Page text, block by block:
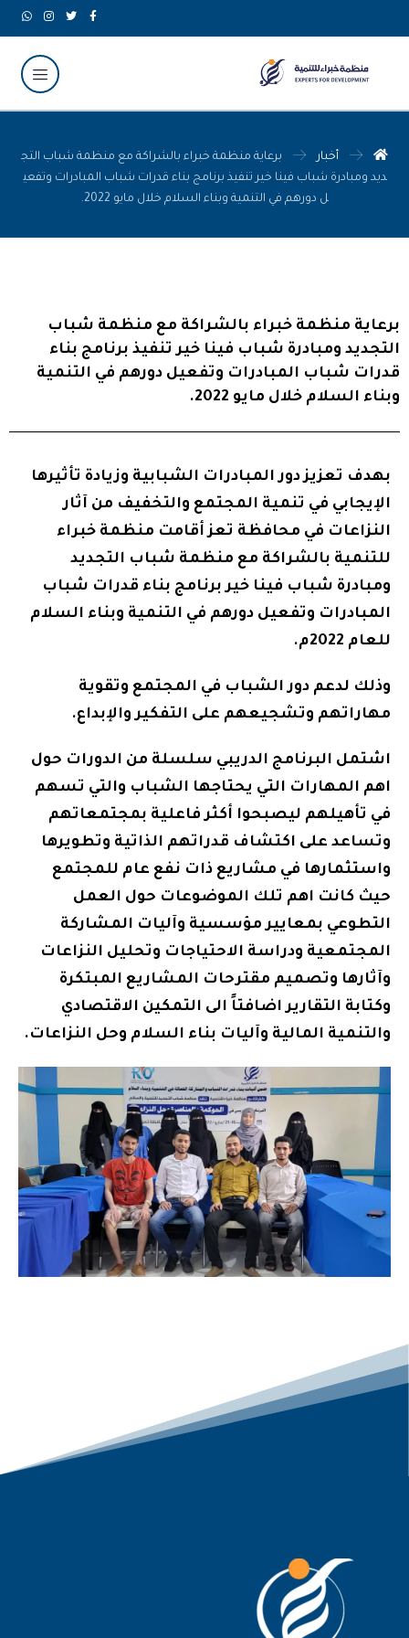
أخبار
برعاية منظمة خبراء بالشراكة مع منظمة شباب التج
ديد ومبادرة شباب فينا خير تنفيذ برنامج بناء قدرات شباب المبادرات وتفعي
ل دورهم في التنمية وبناء السلام خلال مايو 2022.
برعاية منظمة خبراء بالشراكة مع منظمة شباب
التجديد ومبادرة شباب فينا خير تنفيذ برنامج بناء
قدرات شباب المبادرات وتفعيل دورهم في التنمية
وبناء السلام خلال مايو 2022.
بهدف تعزيز دور المبادرات الشبابية وزيادة تأثيرها
الإيجابي في تنمية المجتمع والتخفيف من آثار
النزاعات في محافظة تعز أقامت منظمة خبراء
للتنمية بالشراكة مع منظمة شباب التجديد
ومبادرة شباب فينا خير برنامج بناء قدرات شباب
المبادرات وتفعيل دورهم في التنمية وبناء السلام
للعام 2022م.
وذلك لدعم دور الشباب في المجتمع وتقوية
مهاراتهم وتشجيعهم على التفكير والإبداع.
اشتمل البرنامج الدريبي سلسلة من الدورات حول
اهم المهارات التي يحتاجها الشباب والتي تسهم
في تأهيلهم ليصبحوا أكثر فاعلية بمجتمعاتهم
وتساعد على اكتشاف قدراتهم الذاتية وتطويرها
واستثمارها في مشاريع ذات نفع عام للمجتمع
حيث كانت اهم تلك الموضوعات حول العمل
التطوعي بمعايير مؤسسية وآليات المشاركة
المجتمعية ودراسة الاحتياجات وتحليل النزاعات
وآثارها وتصميم مقترحات المشاريع المبتكرة
وكتابة التقارير اضافتاً الى التمكين الاقتصادي
والتنمية المالية وآليات بناء السلام وحل النزاعات.